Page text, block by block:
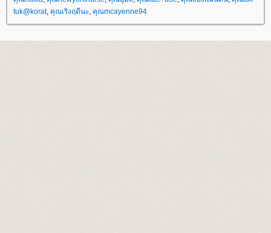
tuk@korat, คุณเริงฤดีนะ, คุณmcayenne94